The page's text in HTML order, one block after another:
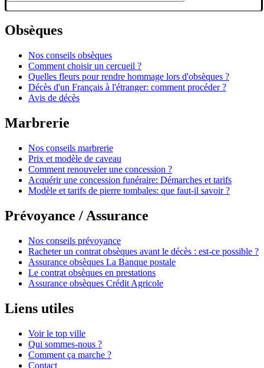
Obsèques
Nos conseils obsèques
Comment choisir un cercueil ?
Quelles fleurs pour rendre hommage lors d'obsèques ?
Décès d'un Français à l'étranger: comment procéder ?
Avis de décès
Marbrerie
Nos conseils marbrerie
Prix et modèle de caveau
Comment renouveler une concession ?
Acquérir une concession funéraire: Démarches et tarifs
Modèle et tarifs de pierre tombales: que faut-il savoir ?
Prévoyance / Assurance
Nos conseils prévoyance
Racheter un contrat obsèques avant le décès : est-ce possible ?
Assurance obsèques La Banque postale
Le contrat obsèques en prestations
Assurance obsèques Crédit Agricole
Liens utiles
Voir le top ville
Qui sommes-nous ?
Comment ça marche ?
Contact